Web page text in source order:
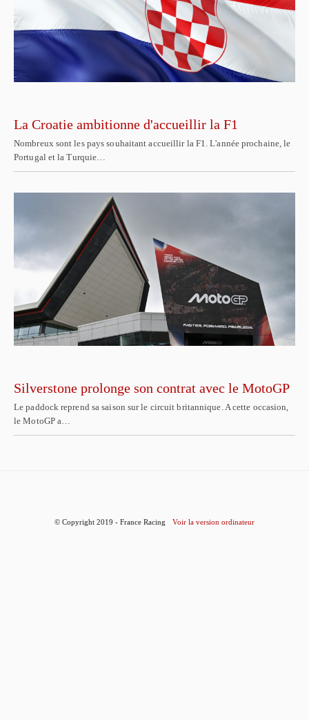
La Croatie ambitionne d'accueillir la F1
Nombreux sont les pays souhaitant accueillir la F1. L'année prochaine, le
Portugal et la Turquie…
Silverstone prolonge son contrat avec le MotoGP
Le paddock reprend sa saison sur le circuit britannique. A cette occasion,
le MotoGP a…
© Copyright 2019 - France Racing Voir la version ordinateur